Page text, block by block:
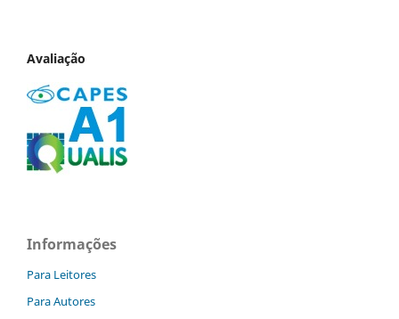
Avaliação
Informações
Para Leitores
Para Autores